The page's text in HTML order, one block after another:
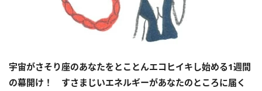
宇宙がさそり座のあなたをとことんエコヒイキし始める1週間
の幕開け！ すさまじいエネルギーがあなたのところに届く